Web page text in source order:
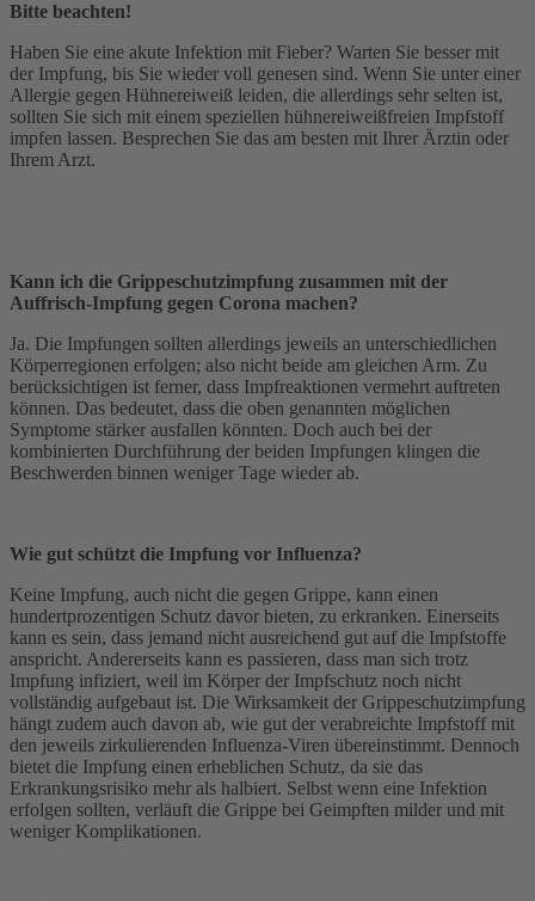
Bitte beachten!
Haben Sie eine akute Infektion mit Fieber? Warten Sie besser mit
der Impfung, bis Sie wieder voll genesen sind. Wenn Sie unter einer
Allergie gegen Hühnereiweiß leiden, die allerdings sehr selten ist,
sollten Sie sich mit einem speziellen hühnereiweißfreien Impfstoff
impfen lassen. Besprechen Sie das am besten mit Ihrer Ärztin oder
Ihrem Arzt.
Kann ich die Grippeschutzimpfung zusammen mit der
Auffrisch-Impfung gegen Corona machen?
Ja. Die Impfungen sollten allerdings jeweils an unterschiedlichen
Körperregionen erfolgen; also nicht beide am gleichen Arm. Zu
berücksichtigen ist ferner, dass Impfreaktionen vermehrt auftreten
können. Das bedeutet, dass die oben genannten möglichen
Symptome stärker ausfallen könnten. Doch auch bei der
kombinierten Durchführung der beiden Impfungen klingen die
Beschwerden binnen weniger Tage wieder ab.
Wie gut schützt die Impfung vor Influenza?
Keine Impfung, auch nicht die gegen Grippe, kann einen
hundertprozentigen Schutz davor bieten, zu erkranken. Einerseits
kann es sein, dass jemand nicht ausreichend gut auf die Impfstoffe
anspricht. Andererseits kann es passieren, dass man sich trotz
Impfung infiziert, weil im Körper der Impfschutz noch nicht
vollständig aufgebaut ist. Die Wirksamkeit der Grippeschutzimpfung
hängt zudem auch davon ab, wie gut der verabreichte Impfstoff mit
den jeweils zirkulierenden Influenza-Viren übereinstimmt. Dennoch
bietet die Impfung einen erheblichen Schutz, da sie das
Erkrankungsrisiko mehr als halbiert. Selbst wenn eine Infektion
erfolgen sollten, verläuft die Grippe bei Geimpften milder und mit
weniger Komplikationen.